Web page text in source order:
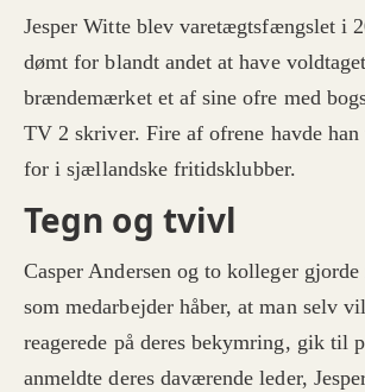
Jesper Witte blev varetægtsfængslet i
dømt for blandt andet at have
brændemærket et af sine ofre med
TV 2 skriver. Fire af ofrene havde
for i sjællandske fritidsklubber.
Tegn og tvivl
Casper Andersen og to kolleger
som medarbejder håber, at man selv
reagerede på deres bekymring, gik til
anmeldte deres daværende leder,